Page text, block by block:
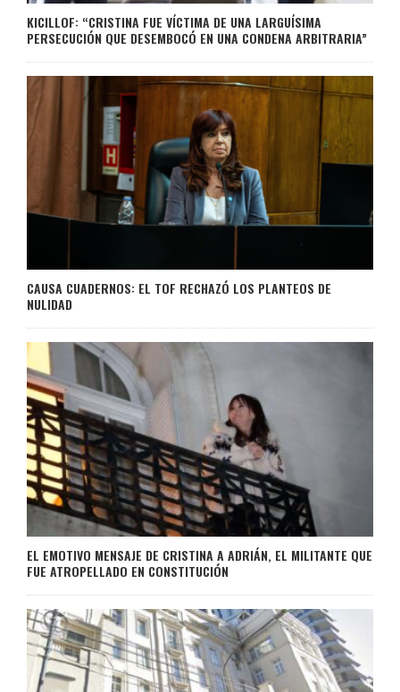
KICILLOF: “CRISTINA FUE VÍCTIMA DE UNA LARGUÍSIMA
PERSECUCIÓN QUE DESEMBOCÓ EN UNA CONDENA ARBITRARIA”
CAUSA CUADERNOS: EL TOF RECHAZÓ LOS PLANTEOS DE
NULIDAD
EL EMOTIVO MENSAJE DE CRISTINA A ADRIÁN, EL MILITANTE QUE
FUE ATROPELLADO EN CONSTITUCIÓN